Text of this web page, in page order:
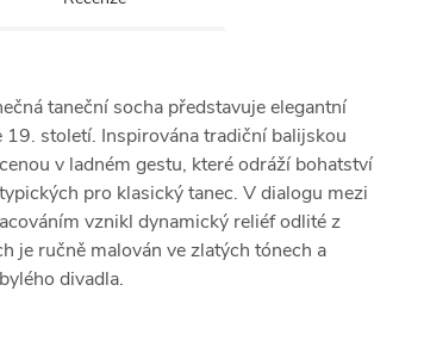
taneční socha představuje elegantní
století. Inspirována tradiční balijskou
v ladném gestu, které odráží bohatství
pro klasický tanec. V dialogu mezi
vznikl dynamický reliéf odlité z
je ručně malován ve zlatých tónech a
divadla.